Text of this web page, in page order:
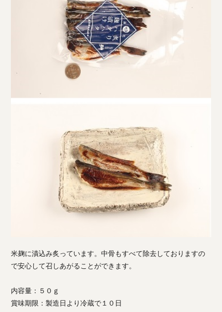
米麹に漬込み炙っています。中骨もすべて除去しておりますの
で安心して召しあがることができます。
内容量：５０ｇ
賞味期限：製造日より冷蔵で１０日